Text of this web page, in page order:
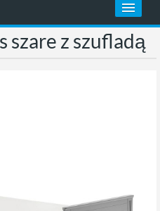
szare z szufladą